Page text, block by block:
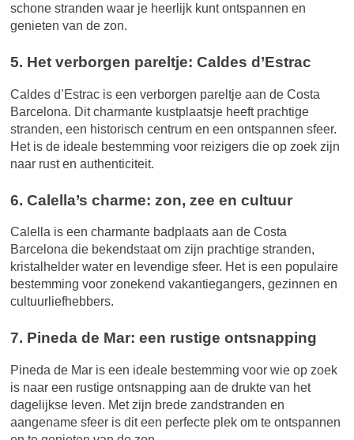
schone stranden waar je heerlijk kunt ontspannen en
genieten van de zon.
5. Het verborgen pareltje: Caldes d’Estrac
Caldes d’Estrac is een verborgen pareltje aan de Costa
Barcelona. Dit charmante kustplaatsje heeft prachtige
stranden, een historisch centrum en een ontspannen sfeer.
Het is de ideale bestemming voor reizigers die op zoek zijn
naar rust en authenticiteit.
6. Calella’s charme: zon, zee en cultuur
Calella is een charmante badplaats aan de Costa
Barcelona die bekendstaat om zijn prachtige stranden,
kristalhelder water en levendige sfeer. Het is een populaire
bestemming voor zonekend vakantiegangers, gezinnen en
cultuurliefhebbers.
7. Pineda de Mar: een rustige ontsnapping
Pineda de Mar is een ideale bestemming voor wie op zoek
is naar een rustige ontsnapping aan de drukte van het
dagelijkse leven. Met zijn brede zandstranden en
aangename sfeer is dit een perfecte plek om te ontspannen